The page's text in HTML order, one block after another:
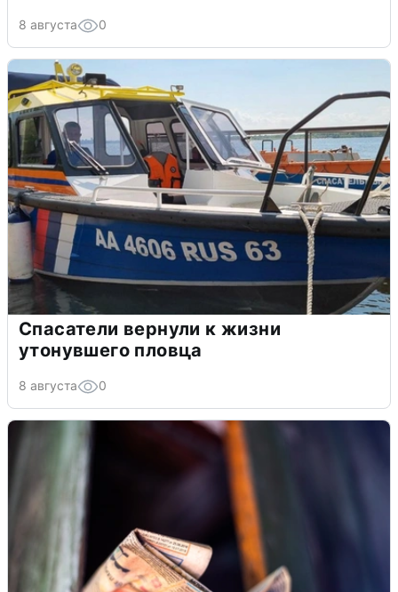
8 августа 0
Спасатели вернули к жизни
утонувшего пловца
8 августа 0